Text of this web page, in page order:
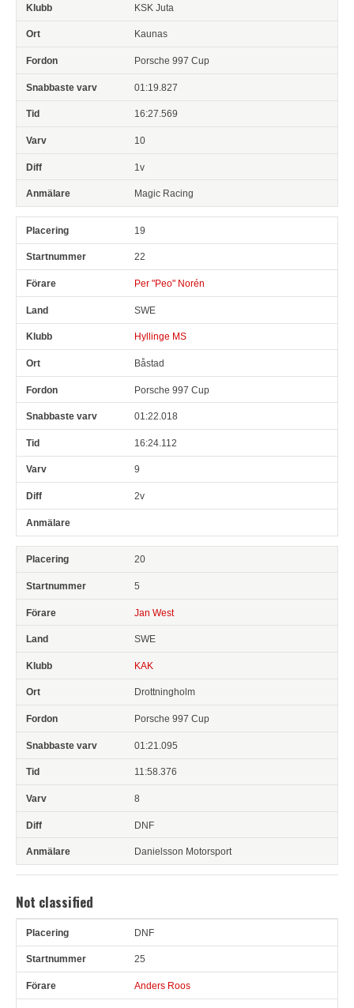
KSK Juta
Kaunas
Porsche 997 Cup
01:19.827
16:27.569
10
1v
Magic Racing
19
22
Per "Peo" Norén
SWE
Hyllinge MS
Båstad
Porsche 997 Cup
01:22.018
16:24.112
9
2v
20
5
Jan West
SWE
KAK
Drottningholm
Porsche 997 Cup
01:21.095
11:58.376
8
DNF
Danielsson Motorsport
Not classified
Pl Snr Land
DNF
25
Anders Roos